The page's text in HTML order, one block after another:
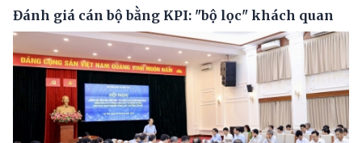
Đánh giá cán bộ bằng KPI: "bộ lọc" khách quan